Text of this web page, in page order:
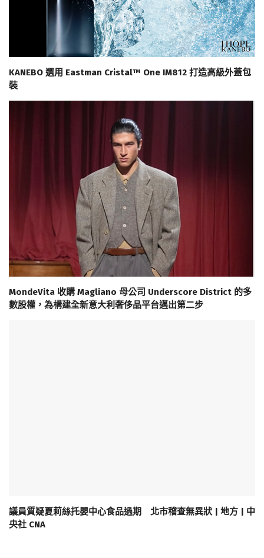
KANEBO 選用 Eastman Cristal™ One IM812 打造高級外蓋包
裝
MondeVita 收購 Magliano 母公司 Underscore District 的多
數股權，為構建全新意大利奢侈品平台邁出第二步
議員質疑夏莉絲托嬰中心食品過期 北市稽查無異狀 | 地方 | 中
央社 CNA